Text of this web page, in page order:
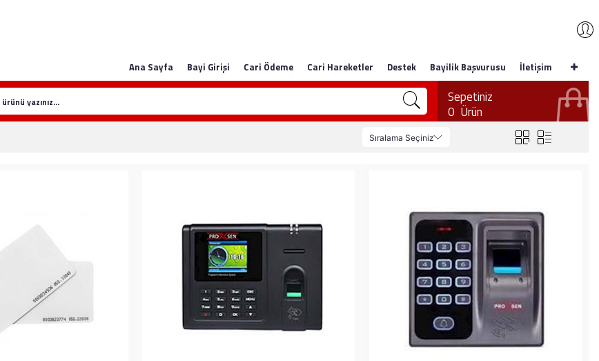
Ana Sayfa Bayi Girişi Cari Ödeme Cari Hareketler Destek Bayilik Başvurusu İletişim
Sepetiniz
0 Ürün